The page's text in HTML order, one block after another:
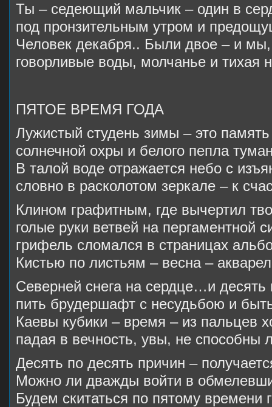
Ты – седеющий мальчик – один в
под пронзительным утром и
Человек декабря.. Были двое – и
говорливые воды, молчанье и тихая
ПЯТОЕ ВРЕМЯ ГОДА
Лужистый студень зимы – это
солнечной охры и белого пепла
В талой воде отражается небо с
словно в расколотом зеркале – к
Клином графитным, где вычертил
голые руки ветвей на пергаментной
грифель сломался в страницах
Кистью по листьям – весна –
Северней снега на сердце…и десять
пить брудершафт с несудьбою и
Каевы кубики – время – из пальцев
падая в вечность, увы, не способны
Десять по десять причин –
Можно ли дважды войти в
Будем скитаться по пятому времени